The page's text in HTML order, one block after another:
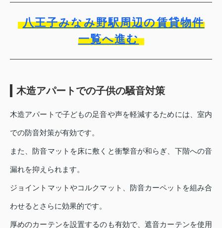
八王子みなみ野駅周辺の賃貸物件
一覧へ進む
木造アパートでの子供の騒音対策
木造アパートで子どもの足音や声を軽減するためには、室内
での防音対策が有効です。
また、防音マットを床に敷くと衝撃音が和らぎ、下階への音
漏れを抑えられます。
ジョイントマットやコルクマット、防音カーペットを組み合
わせるとさらに効果的です。
厚めのカーテンを設置するのも有効で、遮音カーテンを使用